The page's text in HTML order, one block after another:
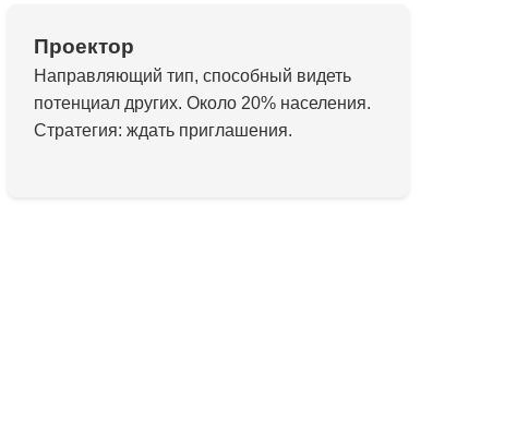
Проектор
Направляющий тип, способный видеть
потенциал других. Около 20% населения.
Стратегия: ждать приглашения.